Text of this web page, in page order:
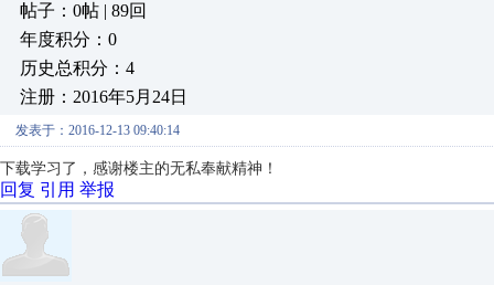
帖子：0帖 | 89回
年度积分：0
历史总积分：4
注册：2016年5月24日
发表于：2016-12-13 09:40:14
下载学习了，感谢楼主的无私奉献精神！
回复 引用 举报